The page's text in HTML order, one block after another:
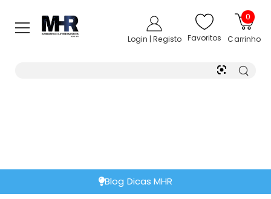
Login | Registo Favoritos
0
Carrinho
Blog Dicas MHR